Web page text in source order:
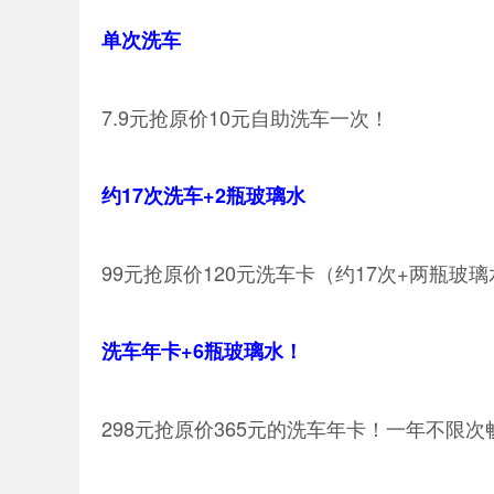
单次洗车
7.9元抢原价10元自助洗车一次！
约17次洗车+2瓶玻璃水
99元抢原价120元洗车卡（约17次+两瓶玻璃
洗车年卡+6瓶玻璃水！
298元抢原价365元的洗车年卡！一年不限次